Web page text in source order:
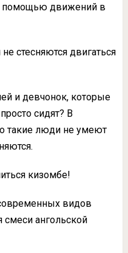
помощью движений в
стесняются двигаться
и девчонок, которые
сидят? В
такие люди не умеют
кизомбе!
видов
смеси ангольской